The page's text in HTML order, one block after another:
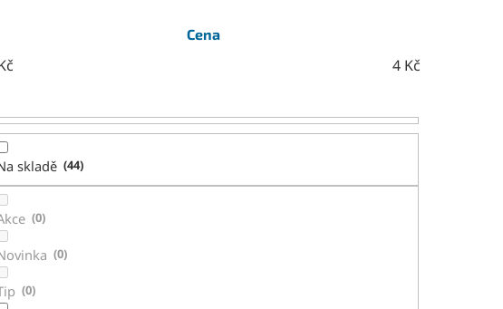
Cena
4 Kč
skladě 44
0
0
0